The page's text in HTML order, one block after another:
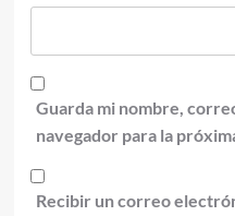
Guarda mi nombre,
navegador para la
Recibir un correo